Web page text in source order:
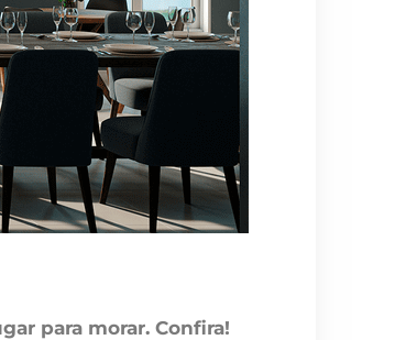
para morar. Confira!